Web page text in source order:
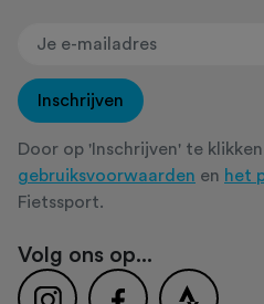
Inschrijven
Door op 'Inschrijven' te
gebruiksvoorwaarden en het
Fietssport.
Volg ons op...